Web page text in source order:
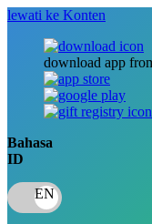
lewati ke Konten
download app
Bahasa
ID